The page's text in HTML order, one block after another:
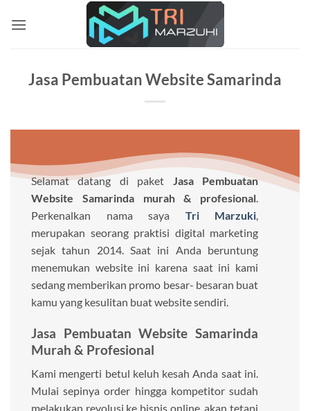
Jasa Pembuatan Website Samarinda
Selamat datang di paket Jasa Pembuatan
Website Samarinda murah & profesional.
Perkenalkan nama saya Tri Marzuki,
merupakan seorang praktisi digital marketing
sejak tahun 2014. Saat ini Anda beruntung
menemukan website ini karena saat ini kami
sedang memberikan promo besar- besaran buat
kamu yang kesulitan buat website sendiri.
Jasa Pembuatan Website Samarinda
Murah & Profesional
Kami mengerti betul keluh kesah Anda saat ini.
Mulai sepinya order hingga kompetitor sudah
melakukan revolusi ke bisnis online, akan tetapi